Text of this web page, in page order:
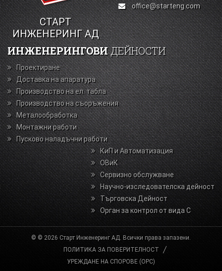
СТАРТ
ИНЖЕНЕРИНГ АД
office@starteng.com
ИНЖЕНЕРИНГОВИДЕЙНОСТИ
Проектиране
Доставка на апаратура
Производство на ел. табла
Производство на съоръжения
Металообработка
Монтажни работи
Пусково наладъчни работи
КиП и Автоматизация
ОВиК
Сервизно обслужване
Научно-изследователска дейност
Търговска Дейност
Орган за контрол от вида С
© © 2026 Старт Инженеринг АД. Всички права запазени.
ПОЛИТИКА ЗА ПОВЕРИТЕЛНОСТ
УРЕЖДАНЕ НА СПОРОВЕ (ОРС)